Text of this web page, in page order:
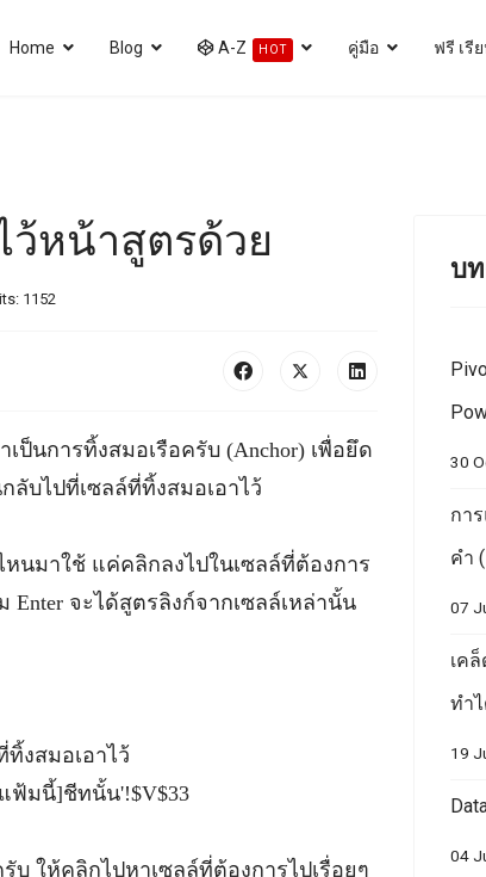
Home Blog A-Z HOT คู่มือ ฟรี เรี
ว้หน้าสูตรด้วย
1152
ป็นการทิ้งสมอเรือครับ (Anchor) เพื่อยึด
ลับไปที่เซลล์ที่ทิ้งสมอเอาไว้
นมาใช้ แค่คลิกลงไปในเซลล์ที่ต้องการ
จะได้สูตรลิงก์จากเซลล์เหล่านั้น
งสมอเอาไว้
แฟ้มนี้]ชีทนั้น'!$V$33
บ ให้คลิกไปหาเซลล์ที่ต้องการไปเรื่อยๆ
บ
30
กา
คำ
07
เค
ทำ
19
04